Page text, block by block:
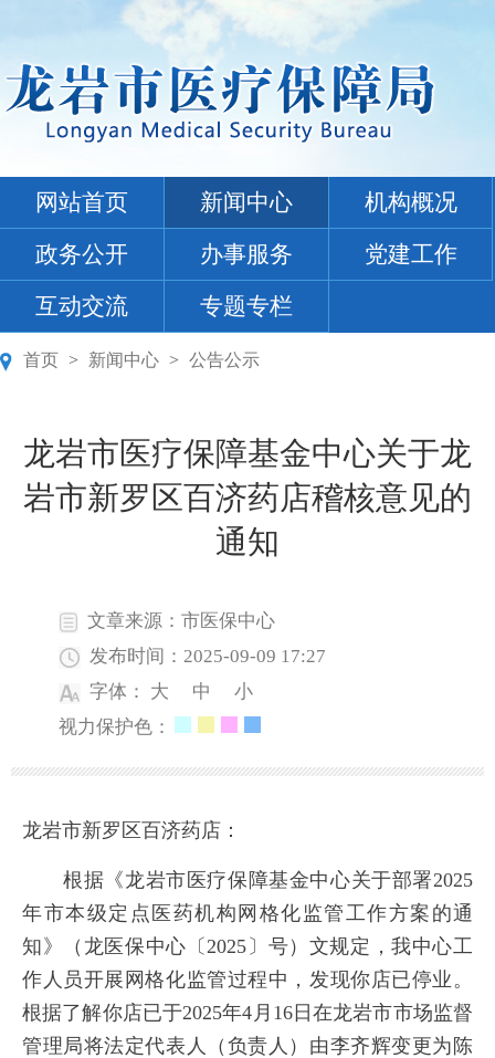
网站首页 新闻中心
机构概况
政务公开
办事服务
党建工作
互动交流
专题专栏
首页 > 新闻中心 > 公告公示
龙岩市医疗保障基金中心关于龙
岩市新罗区百济药店稽核意见的
通知
文章来源：市医保中心
发布时间：2025-09-09 17:27
字体： 大 中
小
视力保护色：
龙岩市新罗区百济药店：
根据《龙岩市医疗保障基金中心关于部署2025
年市本级定点医药机构网格化监管工作方案的通
知》（龙医保中心〔2025〕号）文规定，我中心工
作人员开展网格化监管过程中，发现你店已停业。
根据了解你店已于2025年4月16日在龙岩市市场监督
管理局将法定代表人（负责人）由李齐辉变更为陈